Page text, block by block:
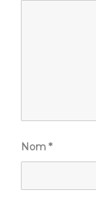
Nom *